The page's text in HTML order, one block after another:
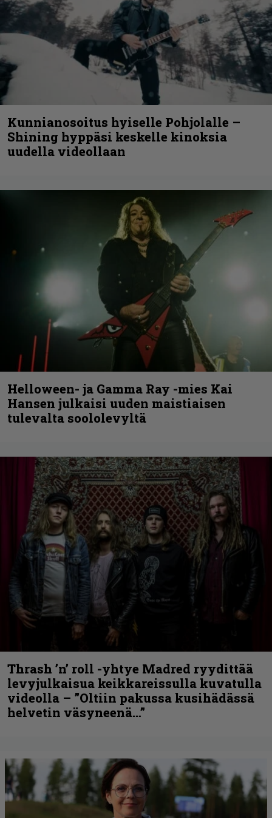
Kunnianosoitus hyiselle Pohjolalle –
Shining hyppäsi keskelle kinoksia
uudella videollaan
Helloween- ja Gamma Ray -mies Kai
Hansen julkaisi uuden maistiaisen
tulevalta soololevyltä
Thrash ’n’ roll -yhtye Madred ryydittää
levyjulkaisua keikkareissulla kuvatulla
videolla – ”Oltiin pakussa kusihädässä
helvetin väsyneenä…”